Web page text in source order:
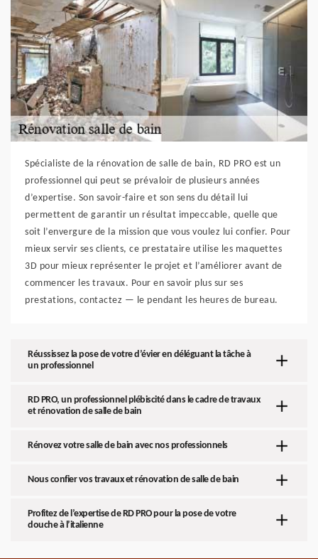
Spécialiste de la rénovation de salle de bain, RD PRO est un
professionnel qui peut se prévaloir de plusieurs années
d’expertise. Son savoir-faire et son sens du détail lui
permettent de garantir un résultat impeccable, quelle que
soit l’envergure de la mission que vous voulez lui confier. Pour
mieux servir ses clients, ce prestataire utilise les maquettes
3D pour mieux représenter le projet et l’améliorer avant de
commencer les travaux. Pour en savoir plus sur ses
prestations, contactez — le pendant les heures de bureau.
Réussissez la pose de votre d’évier en déléguant la tâche à
un professionnel
RD PRO, un professionnel plébiscité dans le cadre de travaux
et rénovation de salle de bain
Rénovez votre salle de bain avec nos professionnels
Nous confier vos travaux et rénovation de salle de bain
Profitez de l’expertise de RD PRO pour la pose de votre
douche à l’italienne